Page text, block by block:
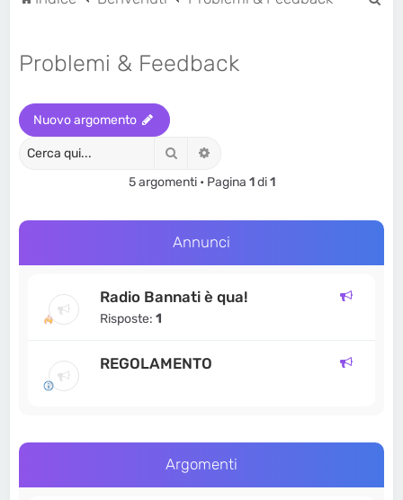
Problemi & Feedback
Nuovo argomento
Cerca
5 argomenti • Pagina 1di1
Annunci
Radio Bannati è qua!
Risposte:1
REGOLAMENTO
Argomenti